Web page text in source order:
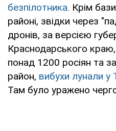
безпілотника. Крім
районі, звідки через
дронів, за версією
Краснодарського
понад 1200 росіян та
район, вибухи лунали у
Там було уражено